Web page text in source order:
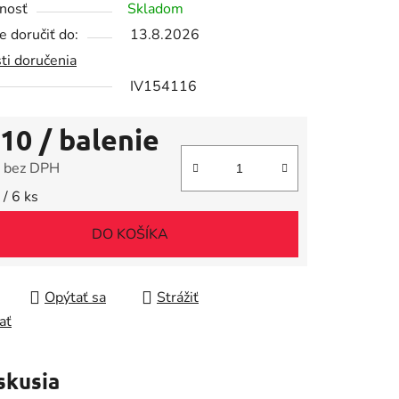
Skladom
doručiť do:
13.8.2026
doručenia
IV154116
/ balenie
DPH
cena:
6 ks
DO KOŠÍKA
Opýtať sa
Strážiť